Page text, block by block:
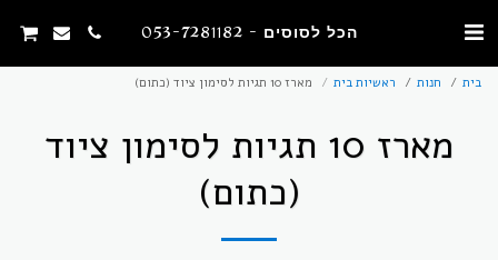
הכל לסוסים - 053-7281182
בית חנות ראשיות בית מארז 10 תגיות לסימון ציוד (כתום)
מארז 10 תגיות לסימון ציוד
(כתום)